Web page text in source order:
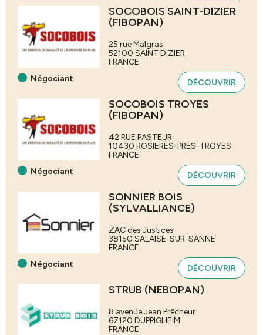
Négociant
SOCOBOIS SAINT-DIZIER
(FIBOPAN)
25 rue Malgras
52100 SAINT DIZIER
FRANCE
DÉCOUVRIR
Négociant
SOCOBOIS TROYES
(FIBOPAN)
42 RUE PASTEUR
10430 ROSIERES-PRES-TROYES
FRANCE
DÉCOUVRIR
Négociant
SONNIER BOIS
(SYLVALLIANCE)
ZAC des Justices
38150 SALAISE-SUR-SANNE
FRANCE
DÉCOUVRIR
STRUB (NEBOPAN)
8 avenue Jean Prêcheur
67120 DUPPIGHEIM
FRANCE